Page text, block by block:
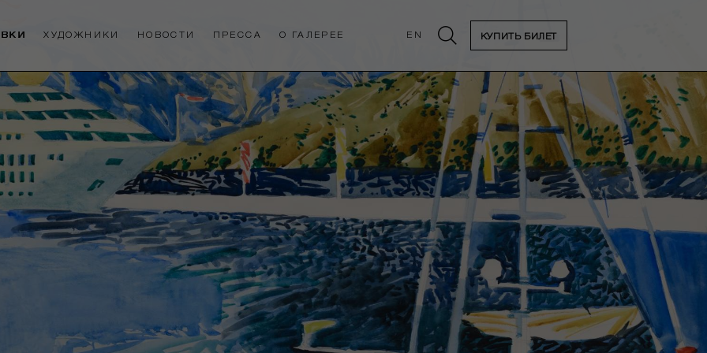
EN
ХУДОЖНИКИ НОВОСТИ ПРЕССА О ГАЛЕРЕЕ КУПИТЬ БИЛЕТ